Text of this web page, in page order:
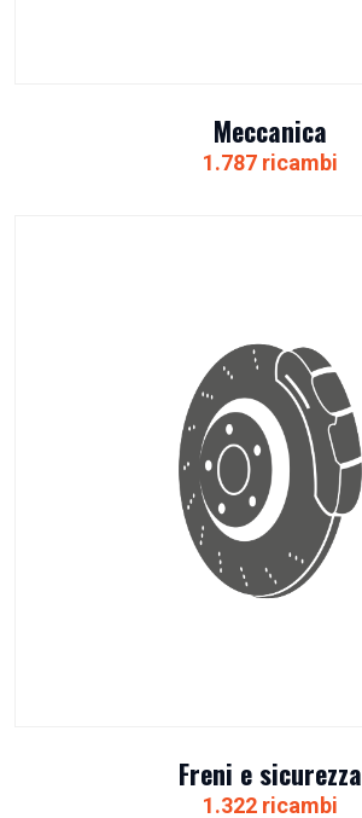
Meccanica
1.787 ricambi
Freni e sicurezza
1.322 ricambi